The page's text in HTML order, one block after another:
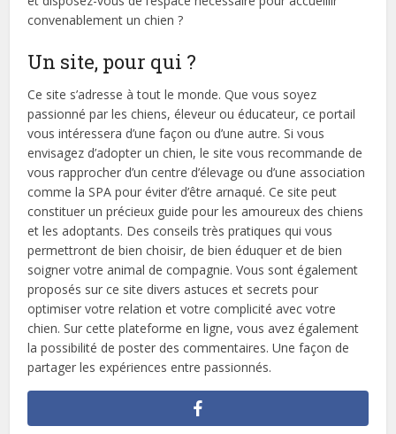
convenablement un chien ?
Un site, pour qui ?
Ce site s’adresse à tout le monde. Que vous soyez
passionné par les chiens, éleveur ou éducateur, ce portail
vous intéressera d’une façon ou d’une autre. Si vous
envisagez d’adopter un chien, le site vous recommande de
vous rapprocher d’un centre d’élevage ou d’une association
comme la SPA pour éviter d’être arnaqué. Ce site peut
constituer un précieux guide pour les amoureux des chiens
et les adoptants. Des conseils très pratiques qui vous
permettront de bien choisir, de bien éduquer et de bien
soigner votre animal de compagnie. Vous sont également
proposés sur ce site divers astuces et secrets pour
optimiser votre relation et votre complicité avec votre
chien. Sur cette plateforme en ligne, vous avez également
la possibilité de poster des commentaires. Une façon de
partager les expériences entre passionnés.